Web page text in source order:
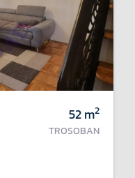
52m2
TROSOBAN